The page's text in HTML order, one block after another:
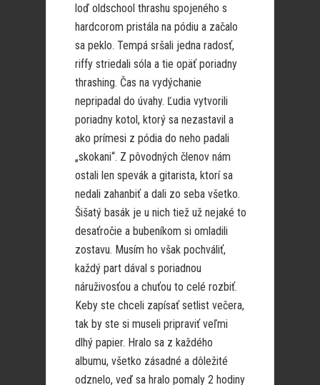
loď oldschool thrashu spojeného s
hardcorom pristála na pódiu a začalo
sa peklo. Tempá sršali jedna radosť,
riffy striedali sóla a tie opäť poriadny
thrashing. Čas na vydýchanie
nepripadal do úvahy. Ľudia vytvorili
poriadny kotol, ktorý sa nezastavil a
ako prímesi z pódia do neho padali
„skokani“. Z pôvodných členov nám
ostali len spevák a gitarista, ktorí sa
nedali zahanbiť a dali zo seba všetko.
Šišatý basák je u nich tiež už nejaké to
desaťročie a bubeníkom si omladili
zostavu. Musím ho však pochváliť,
každý part dával s poriadnou
náruživosťou a chuťou to celé rozbiť.
Keby ste chceli zapísať setlist večera,
tak by ste si museli pripraviť veľmi
dlhý papier. Hralo sa z každého
albumu, všetko zásadné a dôležité
odznelo, veď sa hralo pomaly 2 hodiny